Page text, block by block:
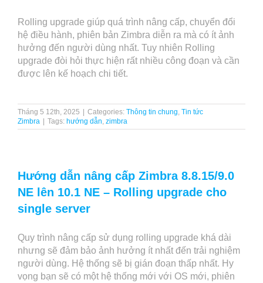
Rolling upgrade giúp quá trình nâng cấp, chuyển đổi
hệ điều hành, phiên bản Zimbra diễn ra mà có ít ảnh
hưởng đến người dùng nhất. Tuy nhiên Rolling
upgrade đòi hỏi thực hiện rất nhiều công đoạn và cần
được lên kế hoạch chi tiết.
Tháng 5 12th, 2025 | Categories: Thông tin chung Tin tức
Zimbra | Tags: hướng dẫn zimbra
Hướng dẫn nâng cấp Zimbra 8.8.15/9.0
NE lên 10.1 NE – Rolling upgrade cho
single server
Quy trình nâng cấp sử dụng rolling upgrade khá dài
nhưng sẽ đảm bảo ảnh hưởng ít nhất đến trải nghiệm
người dùng. Hệ thống sẽ bị gián đoạn thấp nhất. Hy
vọng bạn sẽ có một hệ thống mới với OS mới, phiên